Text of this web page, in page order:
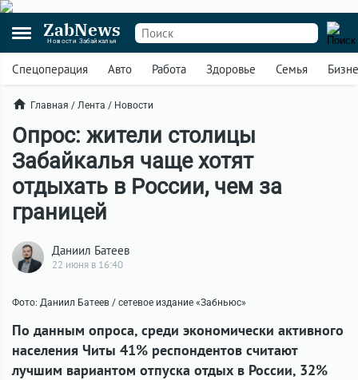
ZabNews
Новости Забайкалья
Спецоперация Авто Работа Здоровье Семья
Главная / Лента / Новости
Опрос: жители столицы
Забайкалья чаще хотят
отдыхать в России, чем за
границей
Даниил Батеев
22 июня в 16:40
Фото: Даниил Батеев / сетевое издание «Забньюс»
По данным опроса, среди экономически активного
населения Читы 41% респондентов считают
лучшим вариантом отпуска отдых в России, 32%